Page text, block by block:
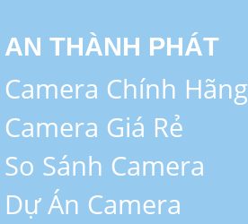
AN THÀNH PHÁT
Camera Chính Hãng
Camera Giá Rẻ
So Sánh Camera
Dự Án Camera